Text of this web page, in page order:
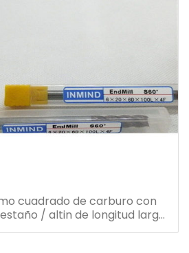
cuadrado de carburo con
/ altin de longitud larga,
de 1,0 mm - 20 mm